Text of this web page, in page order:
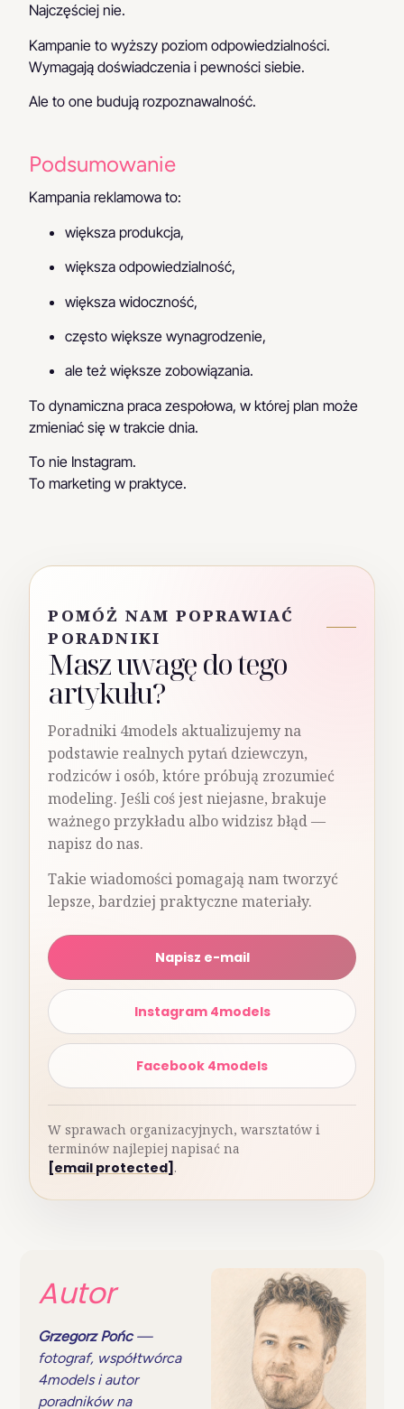
Najczęściej nie.
Kampanie to wyższy poziom odpowiedzialności.
Wymagają doświadczenia i pewności siebie.
Ale to one budują rozpoznawalność.
Podsumowanie
Kampania reklamowa to:
większa produkcja,
większa odpowiedzialność,
większa widoczność,
często większe wynagrodzenie,
ale też większe zobowiązania.
To dynamiczna praca zespołowa, w której plan może
zmieniać się w trakcie dnia.
To nie Instagram.
To marketing w praktyce.
POMÓŻ NAM POPRAWIAĆ
PORADNIKI
Masz uwagę do tego
artykułu?
Poradniki 4models aktualizujemy na
podstawie realnych pytań dziewczyn,
rodziców i osób, które próbują zrozumieć
modeling. Jeśli coś jest niejasne, brakuje
ważnego przykładu albo widzisz błąd —
napisz do nas.
Takie wiadomości pomagają nam tworzyć
lepsze, bardziej praktyczne materiały.
Napisz e-mail
Instagram 4models
Facebook 4models
W sprawach organizacyjnych, warsztatów i
terminów najlepiej napisać na
[email protected] .
Autor
Grzegorz Pońc—
fotograf, współtwórca
4models i autor
poradników na